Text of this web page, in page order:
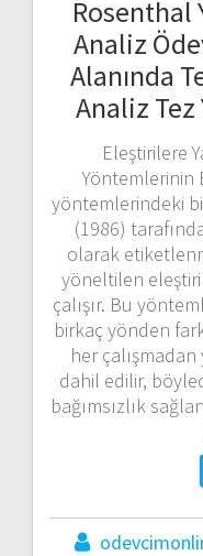
Rosenthal
Analiz
Alanında
Analiz
Eleştirilere
Yöntemlerinin
yöntemlerindeki
(1986)
olarak
yöneltilen
çalışır. Bu
birkaç yönden
her
dahil edilir,
bağımsızlık